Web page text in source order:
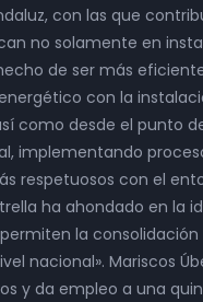
con las que
no solamente en
de ser más
con la
como desde el punto
implementando
respetuosos con el
ha ahondado en la
la consolidación
nacional». Mariscos
y da empleo a una